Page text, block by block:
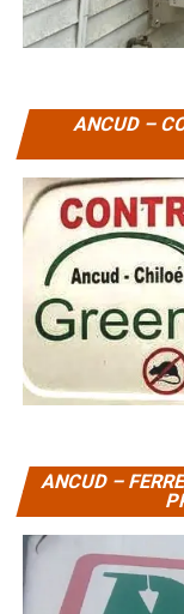
ANCUD –
ANCUD –